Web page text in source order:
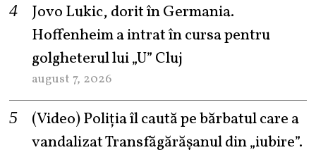
Jovo Lukic, dorit în Germania.
Hoffenheim a intrat în cursa pentru
golgheterul lui „U” Cluj
august 7, 2026
(Video) Poliția îl caută pe bărbatul care a
vandalizat Transfăgărășanul din „iubire”.